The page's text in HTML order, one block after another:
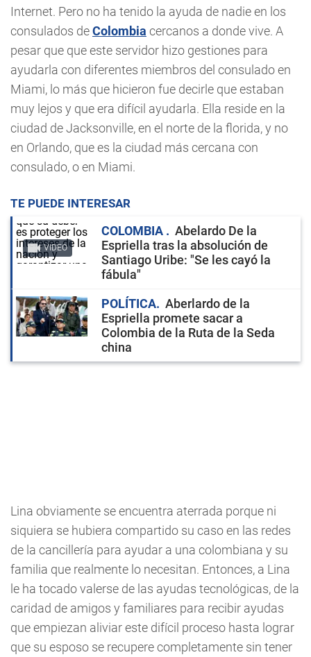
Internet. Pero no ha tenido la ayuda de nadie en los
consulados deColombia cercanos a donde vive. A
pesar que que este servidor hizo gestiones para
ayudarla con diferentes miembros del consulado en
Miami, lo más que hicieron fue decirle que estaban
muy lejos y que era difícil ayudarla. Ella reside en la
ciudad de Jacksonville, en el norte de la florida, y no
en Orlando, que es la ciudad más cercana con
consulado, o en Miami.
TE PUEDE INTERESAR
VIDEO
COLOMBIA
Abelardo De la
Espriella tras la absolución de
Santiago Uribe: "Se les cayó la
fábula"
POLÍTICA
Aberlardo de la
Espriella promete sacar a
Colombia de la Ruta de la Seda
china
Lina obviamente se encuentra aterrada porque ni
siquiera se hubiera compartido su caso en las redes
de la cancillería para ayudar a una colombiana y su
familia que realmente lo necesitan. Entonces, a Lina
le ha tocado valerse de las ayudas tecnológicas, de la
caridad de amigos y familiares para recibir ayudas
que empiezan aliviar este difícil proceso hasta lograr
que su esposo se recupere completamente sin tener